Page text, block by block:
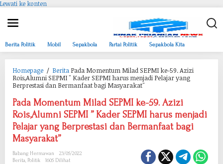
Lewati ke konten
Berita Politik Mobil Sepakbola Partai Politik Sepakbola Kita
Homepage / Berita Pada Momentum Milad SEPMI ke-59. Azizi
Rois,Alumni SEPMI " Kader SEPMI harus menjadi Pelajar yang
Berprestasi dan Bermanfaat bagi Masyarakat"
Pada Momentum Milad SEPMI ke-59. Azizi
Rois,Alumni SEPMI ” Kader SEPMI harus menjadi
Pelajar yang Berprestasi dan Bermanfaat bagi
Masyarakat”
Babang Hermawan
23/05/2022
Berita, Politik 1605 Dilihat